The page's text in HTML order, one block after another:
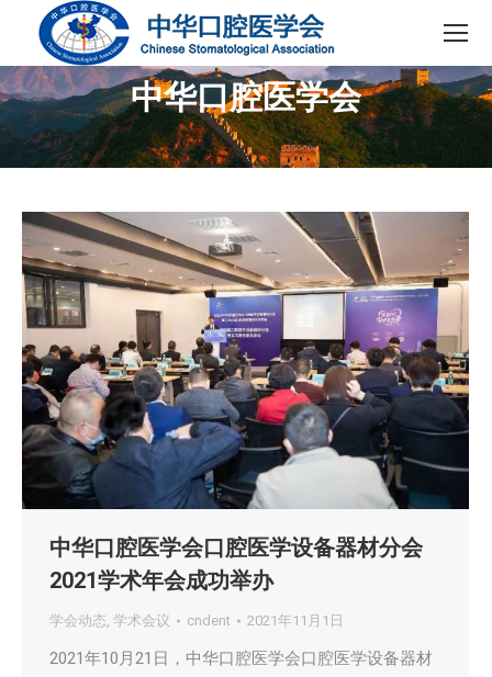
中华口腔医学会
您在这里：
中华口腔医学会口腔医学设备器材分会
2021学术年会成功举办
学会动态, 学术会议 cndent 2021年11月1日
2021年10月21日，中华口腔医学会口腔医学设备器材